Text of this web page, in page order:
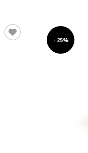
- 25%